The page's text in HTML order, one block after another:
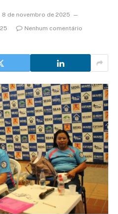
8 de novembro de 2025
Nenhum comentário